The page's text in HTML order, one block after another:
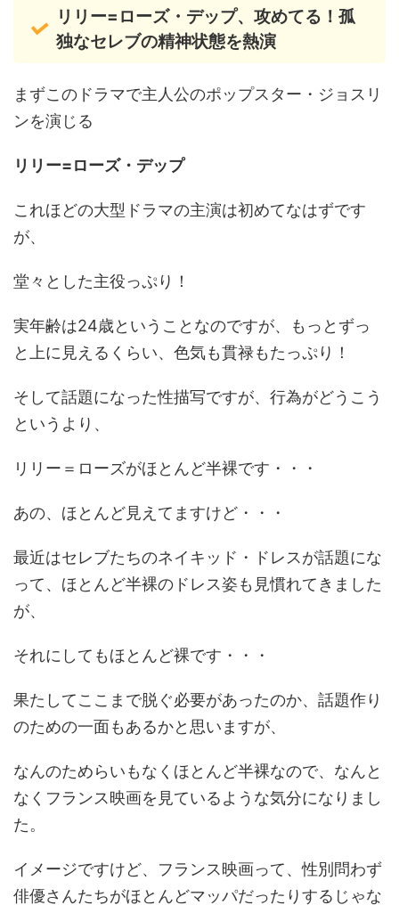
リリー=ローズ・デップ、攻めてる！孤
独なセレブの精神状態を熱演
まずこのドラマで主人公のポップスター・ジョスリ
ンを演じる
リリー=ローズ・デップ
これほどの大型ドラマの主演は初めてなはずです
が、
堂々とした主役っぷり！
実年齢は24歳ということなのですが、もっとずっ
と上に見えるくらい、色気も貫禄もたっぷり！
そして話題になった性描写ですが、行為がどうこう
というより、
リリー＝ローズがほとんど半裸です・・・
あの、ほとんど見えてますけど・・・
最近はセレブたちのネイキッド・ドレスが話題にな
って、ほとんど半裸のドレス姿も見慣れてきました
が、
それにしてもほとんど裸です・・・
果たしてここまで脱ぐ必要があったのか、話題作り
のための一面もあるかと思いますが、
なんのためらいもなくほとんど半裸なので、なんと
なくフランス映画を見ているような気分になりまし
た。
イメージですけど、フランス映画って、性別問わず
俳優さんたちがほとんどマッパだったりするじゃな